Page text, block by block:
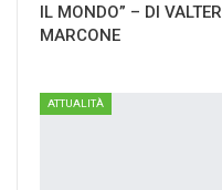
IL MONDO” – DI VALTER
MARCONE
ATTUALITÀ